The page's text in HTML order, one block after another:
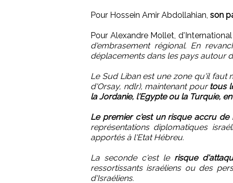
Pour Hossein Amir Abdollahian, son
Pour Alexandre Mollet, d'International
d'embrasement régional. En
déplacements dans les pays autour
Le Sud Liban est une zone qu'il faut
d'Orsay, ndlr), maintenant pourtous
la Jordanie, l'Egypte ou la Turquie,
Le premier c'est un risque accru de
représentations diplomatiques
apportés à l'Etat Hébreu.
La seconde c'est le risque
ressortissants israéliens ou des
d'Israéliens.